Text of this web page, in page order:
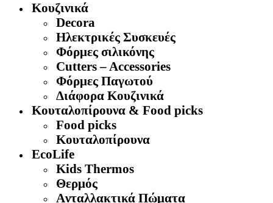
Κουζινικά
Decora
Ηλεκτρικές Συσκευές
Φόρμες σιλικόνης
Cutters – Accessories
Φόρμες Παγωτού
Διάφορα Κουζινικά
Κουταλοπίρουνα & Food picks
Food picks
Κουταλοπίρουνα
EcoLife
Kids Thermos
Θερμός
Aνταλλακτικά Πώματα